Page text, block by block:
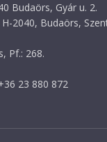
Budaörs, Gyár u. 2.
2040, Budaörs,
Pf.: 268.
23 880 872